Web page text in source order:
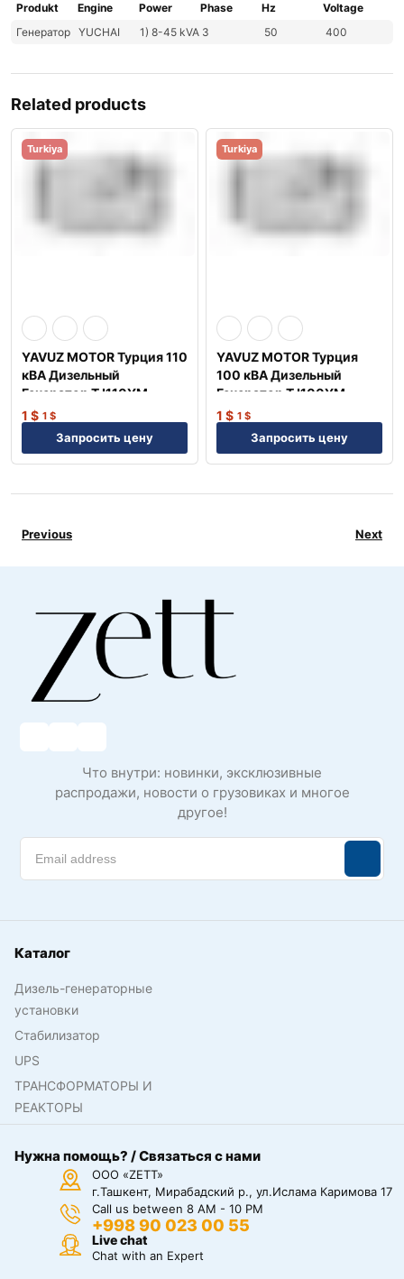
Produkt Engine Power Phase Hz
Voltage
Генератор YUCHAI 1) 8-45 kVA 3 50 400
Related products
Turkiya
YAVUZ MOTOR Турция 110
кВА Дизельный
Генератор TJ110YM
1 $ 1 $
Запросить цену
Turkiya
YAVUZ MOTOR Турция
100 кВА Дизельный
Генератор TJ100YM
1 $ 1 $
Запросить цену
Previous Next
Что внутри: новинки, эксклюзивные
распродажи, новости о грузовиках и многое
другое!
Каталог
Дизель-генераторные
установки
Стабилизатор
UPS
ТРАНСФОРМАТОРЫ И
РЕАКТОРЫ
Нужна помощь? / Связаться с нами
ООО «ZETT»
г.Ташкент, Мирабадский р., ул.Ислама Каримова 17
Call us between 8 AM - 10 PM
+998 90 023 00 55
Live chat
Chat with an Expert